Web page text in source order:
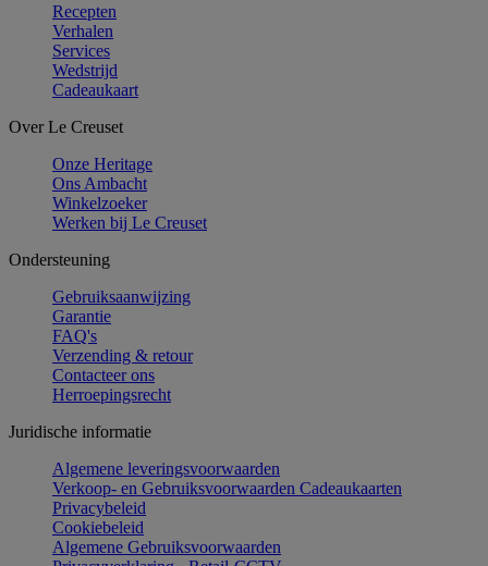
Recepten
Verhalen
Services
Wedstrijd
Cadeaukaart
Over Le Creuset
Onze Heritage
Ons Ambacht
Winkelzoeker
Werken bij Le Creuset
Ondersteuning
Gebruiksaanwijzing
Garantie
FAQ's
Verzending & retour
Contacteer ons
Herroepingsrecht
Juridische informatie
Algemene leveringsvoorwaarden
Verkoop- en Gebruiksvoorwaarden Cadeaukaarten
Privacybeleid
Cookiebeleid
Algemene Gebruiksvoorwaarden